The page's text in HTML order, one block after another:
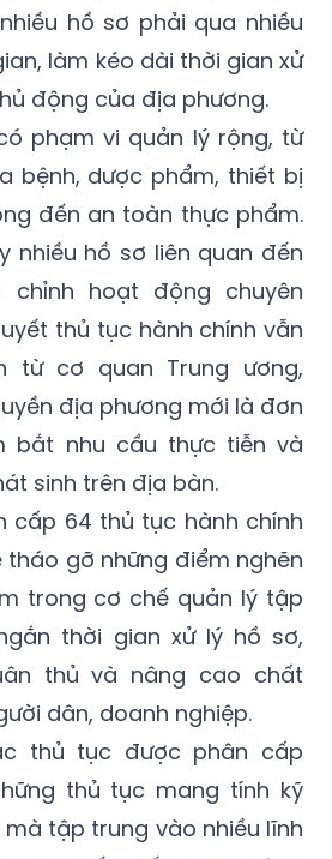
hồ sơ phải qua nhiều
làm kéo dài thời gian xử
động của địa phương.
phạm vi quản lý rộng, từ
bệnh, dược phẩm, thiết bị
đến an toàn thực phẩm.
nhiều hồ sơ liên quan đến
chỉnh hoạt động chuyên
thủ tục hành chính vẫn
từ cơ quan Trung ương,
địa phương mới là đơn
bắt nhu cầu thực tiễn và
sinh trên địa bàn.
cấp 64 thủ tục hành chính
tháo gỡ những điểm nghẽn
trong cơ chế quản lý tập
thời gian xử lý hồ sơ,
thủ và nâng cao chất
dân, doanh nghiệp.
thủ tục được phân cấp
thủ tục mang tính kỹ
tập trung vào nhiều lĩnh